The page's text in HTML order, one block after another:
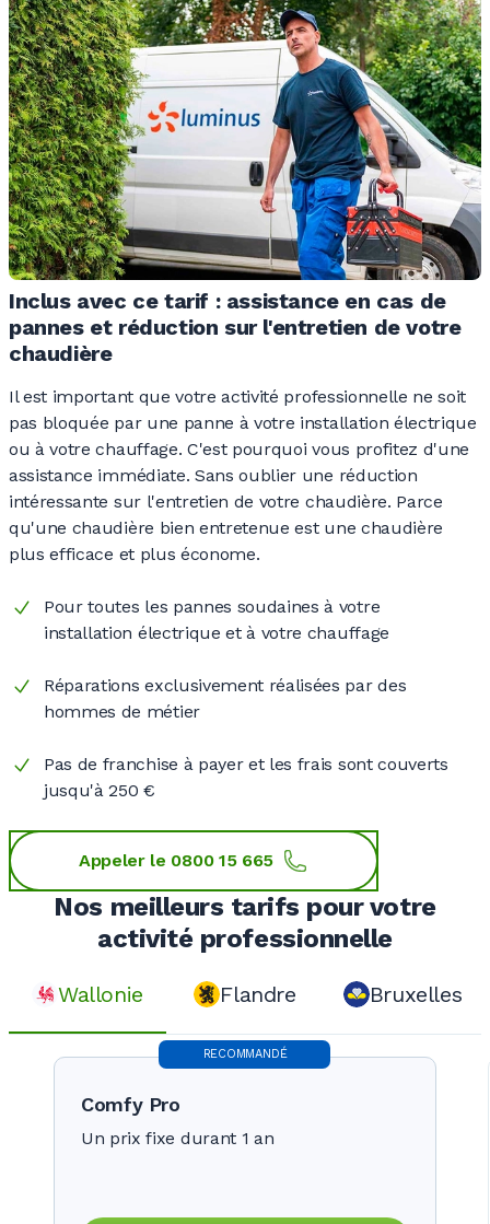
Inclus avec ce tarif : assistance en cas de
pannes et réduction sur l'entretien de votre
chaudière
Il est important que votre activité professionnelle ne soit
pas bloquée par une panne à votre installation électrique
ou à votre chauffage. C'est pourquoi vous profitez d'une
assistance immédiate. Sans oublier une réduction
intéressante sur l'entretien de votre chaudière. Parce
qu'une chaudière bien entretenue est une chaudière
plus efficace et plus économe.
Pour toutes les pannes soudaines à votre
installation électrique et à votre chauffage
Réparations exclusivement réalisées par des
hommes de métier
Pas de franchise à payer et les frais sont couverts
jusqu'à250 €
Appeler le 0800 15 665
Nos meilleurs tarifs pour votre
activité professionnelle
Wallonie Flandre Bruxelles
RECOMMANDÉ
Comfy Pro
Un prix fixe durant 1 an